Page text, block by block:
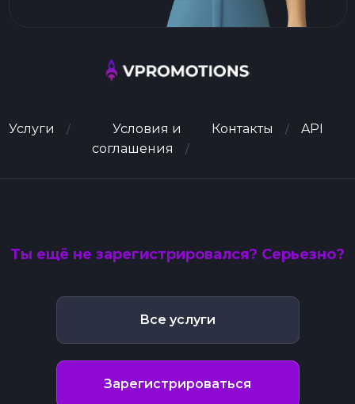
Услуги
Условия и
соглашения
Контакты API
Ты ещё не зарегистрировался? Серьезно?
Все услуги
Зарегистрироваться